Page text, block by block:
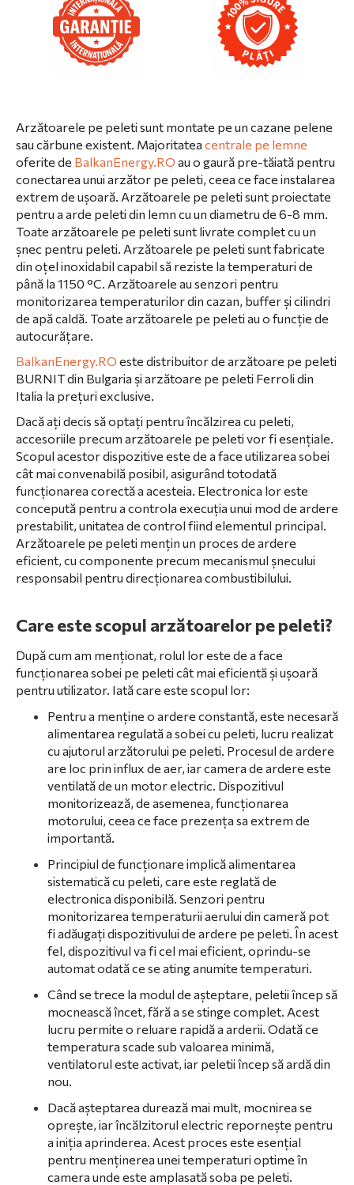
Arzătoarele pe peleti sunt montate pe un cazane pelene
sau cărbune existent. Majoritatea centrale pe lemne
oferite de BalkanEnergy.RO au o gaură pre-tăiată pentru
conectarea unui arzător pe peleti, ceea ce face instalarea
extrem de ușoară. Arzătoarele pe peleti sunt proiectate
pentru a arde peleti din lemn cu un diametru de 6-8 mm.
Toate arzătoarele pe peleti sunt livrate complet cu un
șnec pentru peleti. Arzătoarele pe peleti sunt fabricate
din oțel inoxidabil capabil să reziste la temperaturi de
până la 1150 °C. Arzătoarele au senzori pentru
monitorizarea temperaturilor din cazan, buffer și cilindri
de apă caldă. Toate arzătoarele pe peleti au o funcție de
autocurățare.
BalkanEnergy.RO este distribuitor de arzătoare pe peleti
BURNIT din Bulgaria și arzătoare pe peleti Ferroli din
Italia la prețuri exclusive.
Dacă ați decis să optați pentru încălzirea cu peleti,
accesoriile precum arzătoarele pe peleti vor fi esențiale.
Scopul acestor dispozitive este de a face utilizarea sobei
cât mai convenabilă posibil, asigurând totodată
funcționarea corectă a acesteia. Electronica lor este
concepută pentru a controla execuția unui mod de ardere
prestabilit, unitatea de control fiind elementul principal.
Arzătoarele pe peleti mențin un proces de ardere
eficient, cu componente precum mecanismul șnecului
responsabil pentru direcționarea combustibilului.
Care este scopul arzătoarelor pe peleti?
După cum am menționat, rolul lor este de a face
funcționarea sobei pe peleti cât mai eficientă și ușoară
pentru utilizator. Iată care este scopul lor:
Pentru a menține o ardere constantă, este necesară
alimentarea regulată a sobei cu peleti, lucru realizat
cu ajutorul arzătorului pe peleti. Procesul de ardere
are loc prin influx de aer, iar camera de ardere este
ventilată de un motor electric. Dispozitivul
monitorizează, de asemenea, funcționarea
motorului, ceea ce face prezența sa extrem de
importantă.
Principiul de funcționare implică alimentarea
sistematică cu peleti, care este reglată de
electronica disponibilă. Senzori pentru
monitorizarea temperaturii aerului din cameră pot
fi adăugați dispozitivului de ardere pe peleti. În acest
fel, dispozitivul va fi cel mai eficient, oprindu-se
automat odată ce se ating anumite temperaturi.
Când se trece la modul de așteptare, peletii încep să
mocnească încet, fără a se stinge complet. Acest
lucru permite o reluare rapidă a arderii. Odată ce
temperatura scade sub valoarea minimă,
ventilatorul este activat, iar peletii încep să ardă din
nou.
Dacă așteptarea durează mai mult, mocnirea se
oprește, iar încălzitorul electric repornește pentru
a iniția aprinderea. Acest proces este esențial
pentru menținerea unei temperaturi optime în
camera unde este amplasată soba pe peleti.